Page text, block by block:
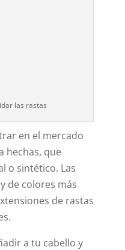
las rastas
en el mercado
hechas, que
o sintético. Las
y de colores más
de rastas
a tu cabello y